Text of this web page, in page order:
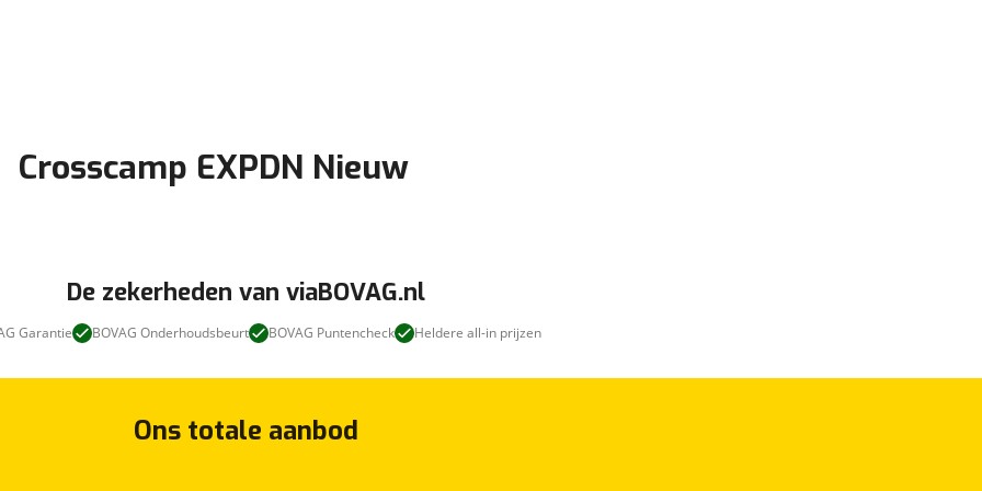
Crosscamp EXPDN Nieuw
De zekerheden van viaBOVAG.nl
Garantie BOVAG Onderhoudsbeurt BOVAG Puntencheck Heldere all-in prijzen
Ons totale aanbod